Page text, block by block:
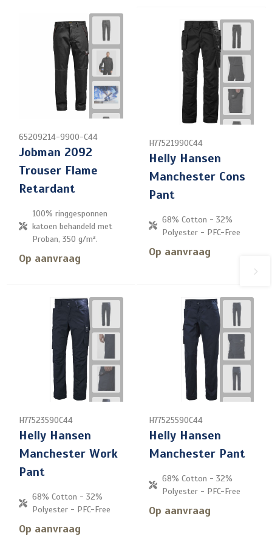
65209214-9900-C44
Jobman 2092
Trouser Flame
Retardant
100% ringgesponnen
katoen behandeld met
Proban, 350 g/m².
Op aanvraag
H77521990C44
Helly Hansen
Manchester Cons
Pant
68% Cotton - 32%
Polyester - PFC-Free
Op aanvraag
H77523590C44
Helly Hansen
Manchester Work
Pant
68% Cotton - 32%
Polyester - PFC-Free
Op aanvraag
H77525590C44
Helly Hansen
Manchester Pant
68% Cotton - 32%
Polyester - PFC-Free
Op aanvraag